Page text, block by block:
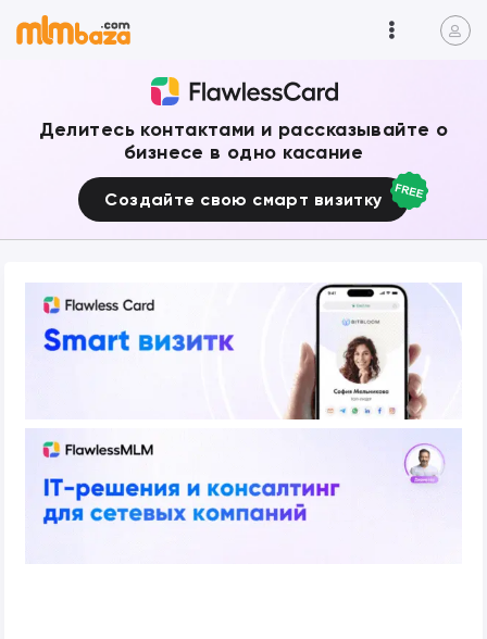
Делитесь контактами и рассказывайте о
бизнесе в одно касание
Создайте свою смарт визитку